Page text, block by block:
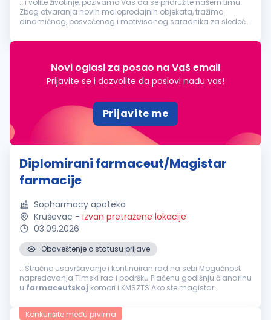
...i volite životinje, pozivamo Vas da se pridružite našem timu.
Zbog otvaranja novih maloprodajnih objekata, tražimo
dinamičnog, posvećenog i motivisanog saradnika za sledeće
veterinarskoj apoteci u sklopu...
Novi oglasi za posao na Vaš email
Prijavite se i dozvolite da poslovi nađu vas!
Prijavite me
Diplomirani farmaceut/Magistar
farmacije
Sopharmacy apoteka
Kruševac - Izvan pretražene lokacije
03.09.2026
Obaveštenje o statusu prijave
...Stručno usavršavanje i kontinuiran rad na sebi Mogućnost
napredovanja Timski rad i podršku Plaćenu godišnju članarinu
u farmaceutskoj komori i KMSZTS Ako ste magistar
stručni ispit i licencu za rad...
Konkurišite među prvima